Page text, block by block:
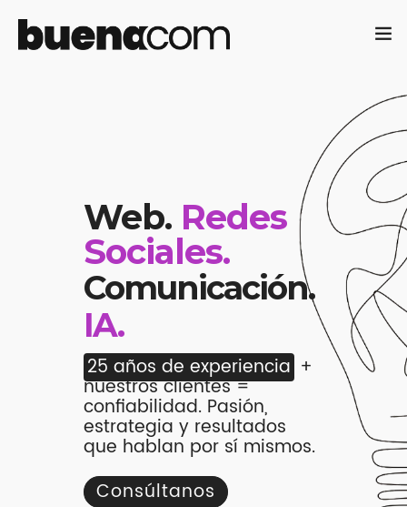
Web. Redes
Sociales.
Comunicación.
IA.
25 años de experiencia +
nuestros clientes =
confiabilidad.Pasión,
estrategia y resultados
que hablan por sí mismos.
Consúltanos